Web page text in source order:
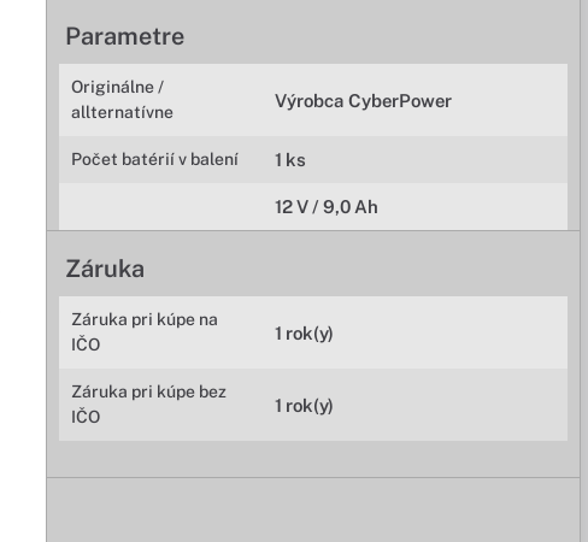
Parametre
Originálne /
allternatívne
Výrobca CyberPower
Počet batérií v balení 1 ks
12 V / 9,0 Ah
Záruka
Záruka pri kúpe na
IČO
1 rok(y)
Záruka pri kúpe bez
IČO
1 rok(y)